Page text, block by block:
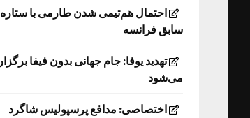
احتمال هم‌تیمی شدن طارمی با ستاره
سابق فرانسه
تهدید یوفا: جام جهانی بدون فیفا برگزار
می‌شود
اختصاصی: مدافع پرسپولیس شاگرد